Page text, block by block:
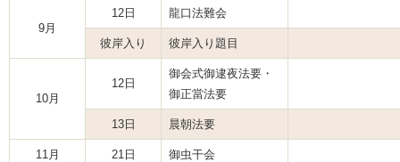
9月
12日 龍口法難会
彼岸入り 彼岸入り題目
10月
12日
御会式御逮夜法要・
御正當法要
13日 晨朝法要
11月 21日 御虫干会